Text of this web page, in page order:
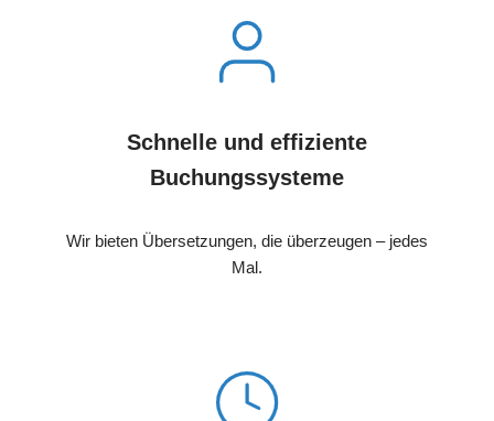
Schnelle und effiziente
Buchungssysteme
Wir bieten Übersetzungen, die überzeugen – jedes
Mal.